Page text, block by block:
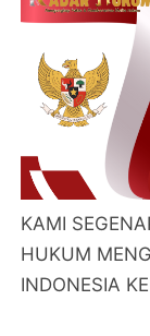
KAMI
HUKUM
INDONESIA